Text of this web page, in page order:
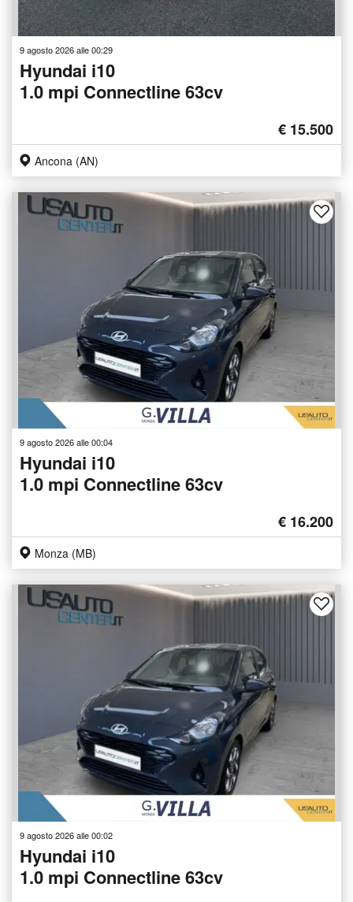
9 agosto 2026 alle 00:29
Hyundai i10
1.0 mpi Connectline 63cv
€ 15.500
Ancona (AN)
9 agosto 2026 alle 00:04
Hyundai i10
1.0 mpi Connectline 63cv
€ 16.200
Monza (MB)
9 agosto 2026 alle 00:02
Hyundai i10
1.0 mpi Connectline 63cv